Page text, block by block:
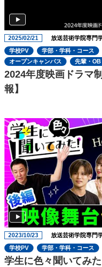
2025/02/21 放送芸術学院専門
学校PV
学部・学科・コース
オープンキャンパス
先輩・OB
2024年度映画ドラマ
報】
2023/10/23 放送芸術学院専門
学校PV
学部・学科・コース
学生に色々聞いてみ